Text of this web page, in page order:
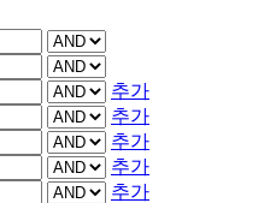
추가
추가
추가
추가
추가